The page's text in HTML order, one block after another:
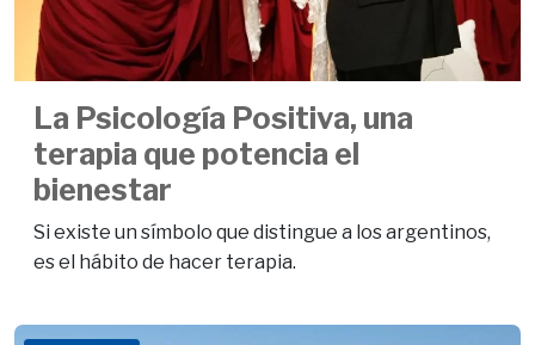
La Psicología Positiva, una
terapia que potencia el
bienestar
Si existe un símbolo que distingue a los argentinos,
es el hábito de hacer terapia.